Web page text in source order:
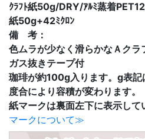
ｸﾗﾌﾄ紙50g/DRY/ｱﾙﾐ蒸着
紙50g+42ﾐｸﾛﾝ
備 考：
色ムラが少なく滑らかなＡクラ
ガス抜きテープ付
珈琲が約100g入ります。g表
度合により容積が変わります。
紙マークは裏面左下に表示して
マークについて≫